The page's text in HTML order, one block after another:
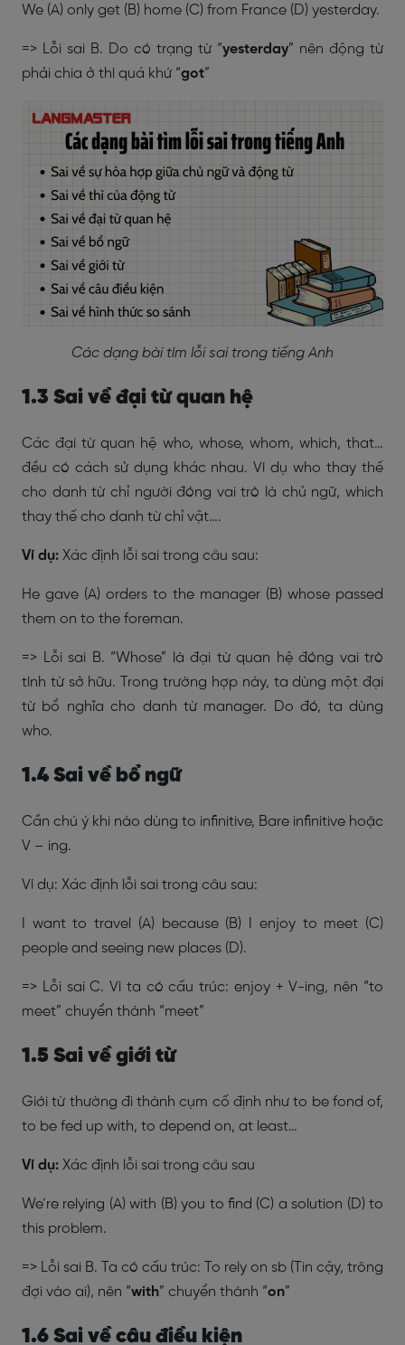
We (A) only get (B) home (C) from France (D) yesterday.
=> Lỗi sai B. Do có trạng từ “yesterday” nên động từ
phải chia ở thì quá khứ “got”
Các dạng bài tìm lỗi sai trong tiếng Anh
1.3 Sai về đại từ quan hệ
Các đại từ quan hệ who, whose, whom, which, that…
đều có cách sử dụng khác nhau. Ví dụ who thay thế
cho danh từ chỉ người đóng vai trò là chủ ngữ, which
thay thế cho danh từ chỉ vật….
Ví dụ: Xác định lỗi sai trong câu sau:
He gave (A) orders to the manager (B) whose passed
them on to the foreman.
=> Lỗi sai B. “Whose” là đại từ quan hệ đóng vai trò
tính từ sở hữu. Trong trường hợp này, ta dùng một đại
từ bổ nghĩa cho danh từ manager. Do đó, ta dùng
who.
1.4 Sai về bổ ngữ
Cần chú ý khi nào dùng to infinitive, Bare infinitive hoặc
V – ing.
Ví dụ: Xác định lỗi sai trong câu sau:
I want to travel (A) because (B) I enjoy to meet (C)
people and seeing new places (D).
=> Lỗi sai C. Vì ta có cấu trúc: enjoy + V-ing, nên “to
meet” chuyển thành “meet”
1.5 Sai về giới từ
Giới từ thường đi thành cụm cố định như to be fond of,
to be fed up with, to depend on, at least…
Ví dụ: Xác định lỗi sai trong câu sau
We’re relying (A) with (B) you to find (C) a solution (D) to
this problem.
=> Lỗi sai B. Ta có cấu trúc: To rely on sb (Tin cậy, trông
đợi vào ai), nên “with” chuyển thành “on”
1.6 Sai về câu điều kiện